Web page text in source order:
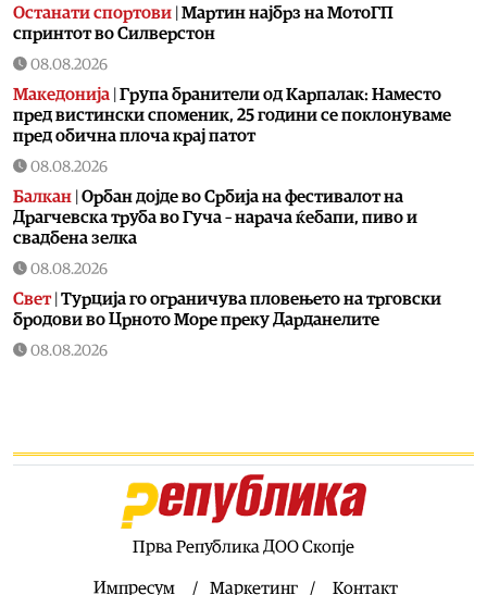
Останати спортови Мартин најбрз на МотоГП
спринтот во Силверстон
08.08.2026
Македонија Група бранители од Карпалак: Наместо
пред вистински споменик, 25 години се поклонуваме
пред обична плоча крај патот
08.08.2026
Балкан Орбан дојде во Србија на фестивалот на
Драгчевска труба во Гуча – нарача ќебапи, пиво и
свадбена зелка
08.08.2026
Свет| Турција го ограничува пловењето на трговски
бродови во Црното Море преку Дарданелите
08.08.2026
08.08.2026
Повеќе од 178.000 мигранти во последните
неколку месеци ја напуштија Јужна Африка
Прва Република ДОО Скопје
Импресум Маркетинг Контакт